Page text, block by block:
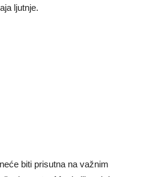
ljutnje.
biti prisutna na važnim